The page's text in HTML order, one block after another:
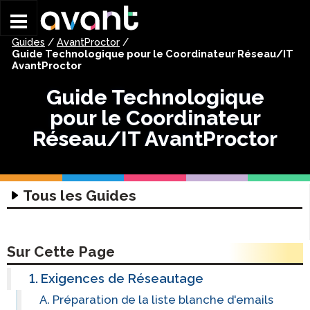
Guides / AvantProctor /
Guide Technologique pour le Coordinateur Réseau/IT
AvantProctor
Guide Technologique
pour le Coordinateur
Réseau/IT AvantProctor
Tous les Guides
Guide technique d’évaluation
Guide d’utilisation du casque
Guide de saisie pour la rédaction
Guides du Coordinateur
Guides pour Commencer
Guide de Planification des Équipes du
Groupe STAMP
Guides pour les Candidats à l’Examen
4S
Guides pour Parents
Sur Cette Page
Exigences de Réseautage
Préparation de la liste blanche d'emails